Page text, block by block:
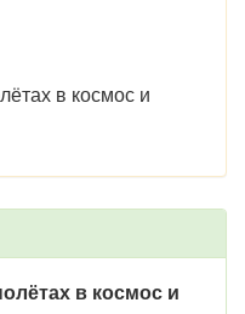
в космос и
в космос и